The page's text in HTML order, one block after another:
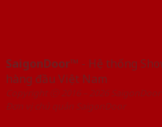
SaigonDoor™ - Hệ thống
hàng đầu Việt Nam
Copyright ⓒ 2016 – 2026
Đơn vị chủ quản SaigonDoor